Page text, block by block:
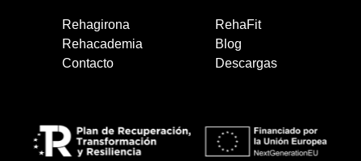
Rehagirona
RehaFit
Rehacademia
Blog
Contacto
Descargas